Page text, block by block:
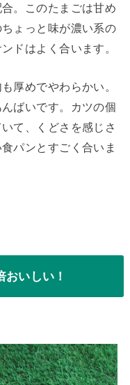
。このたまごは甘め
ょっと味が濃い系の
ドはよく合います。
厚めでやわらかい。
ばいです。カツの個
て、くどさを感じさ
パンとすごく合いま
いしい！